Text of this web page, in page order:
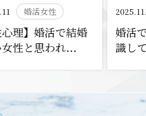
婚活女性
心理】婚活で結婚
女性と思われ...
婚活
識し